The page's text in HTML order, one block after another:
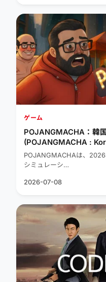
ゲーム
POJANGMACHA：韓
(POJANGMACHA :
Management
POJANGMACHAは、
シミュレーシ…
2026-07-08